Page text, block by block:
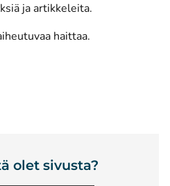
ja artikkeleita.
haittaa.
olet sivusta?